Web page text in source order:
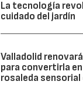
La tecnología
cuidado del jardín
Valladolid
para convertirla
rosaleda sensorial